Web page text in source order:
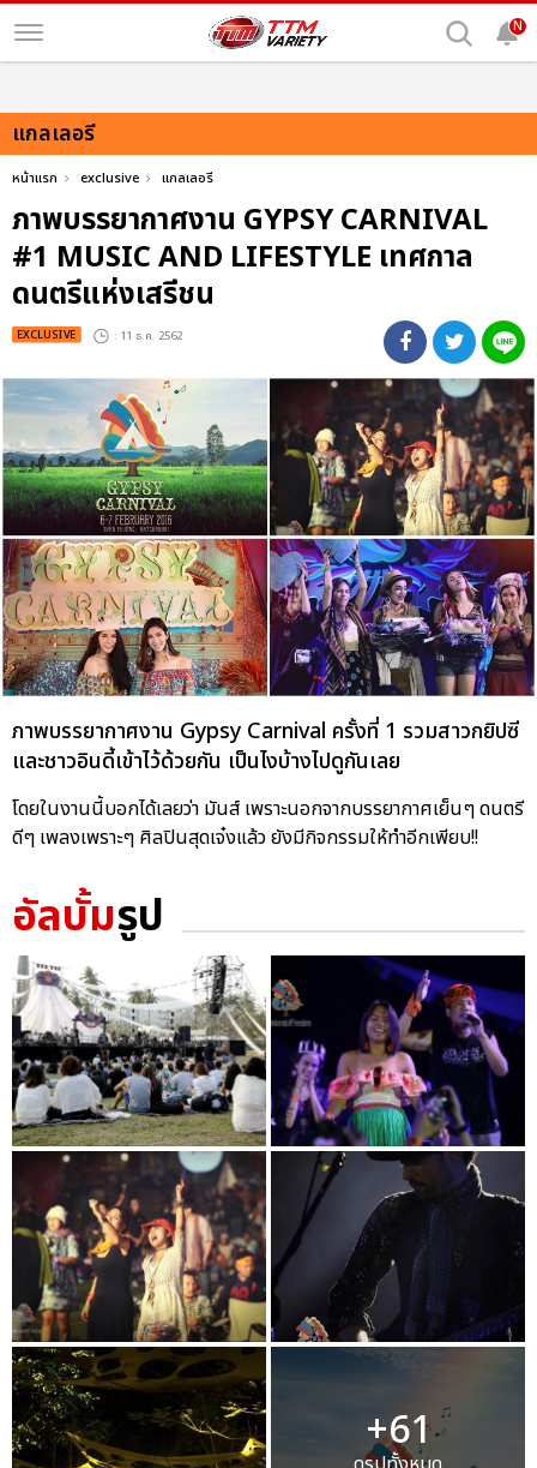
N
แกลเลอรี
หน้าแรก exclusive แกลเลอรี
ภาพบรรยากาศงาน GYPSY CARNIVAL
#1 MUSIC AND LIFESTYLE เทศกาล
ดนตรีแห่งเสรีชน
EXCLUSIVE : 11 ธ.ค. 2562
ภาพบรรยากาศงาน Gypsy Carnival ครั้งที่ 1 รวมสาวกยิปซี
และชาวอินดี้เข้าไว้ด้วยกัน เป็นไงบ้างไปดูกันเลย
โดยในงานนี้บอกได้เลยว่า มันส์ เพราะนอกจากบรรยากาศเย็นๆ ดนตรี
ดีๆ เพลงเพราะๆ ศิลปินสุดเจ๋งแล้ว ยังมีกิจกรรมให้ทำอีกเพียบ!!
อัลบั้มรูป
+61